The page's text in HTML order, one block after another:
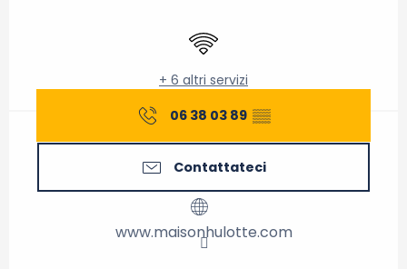
Wi-Fi
+ 6 altri servizi
06 38 03 89 ▒▒
Contattateci
www.maisonhulotte.com